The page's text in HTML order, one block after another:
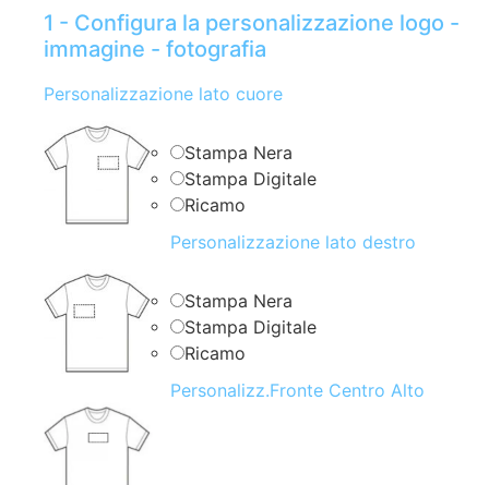
1 - Configura la personalizzazione logo -
immagine - fotografia
Personalizzazione lato cuore
Stampa Nera
Stampa Digitale
Ricamo
Personalizzazione lato destro
Stampa Nera
Stampa Digitale
Ricamo
Personalizz.Fronte Centro Alto